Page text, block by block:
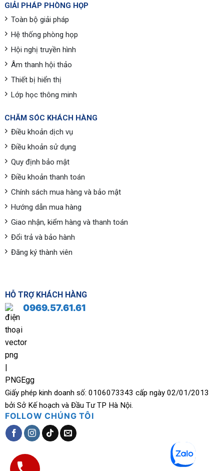
GIẢI PHÁP PHÒNG HỌP
Toàn bộ giải pháp
Hệ thống phòng họp
Hội nghị truyền hình
Âm thanh hội thảo
Thiết bị hiển thị
Lớp học thông minh
CHĂM SÓC KHÁCH HÀNG
Điều khoản dịch vụ
Điều khoản sử dụng
Quy định bảo mật
Điều khoản thanh toán
Chính sách mua hàng và bảo mật
Hướng dẫn mua hàng
Giao nhận, kiểm hàng và thanh toán
Đổi trả và bảo hành
Đăng ký thành viên
HỖ TRỢ KHÁCH HÀNG
0969.57.61.61
Giấy phép kinh doanh số: 0106073343 cấp ngày 02/01/2013
bởi Sở Kế hoạch và Đầu Tư TP Hà Nội.
FOLLOW CHÚNG TÔI